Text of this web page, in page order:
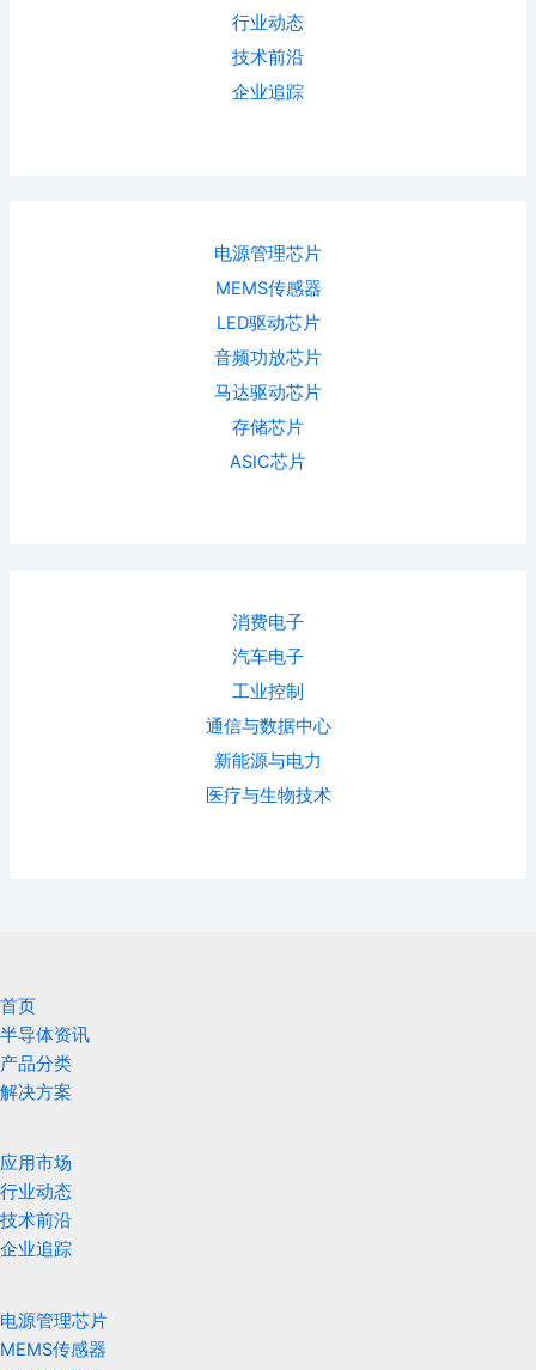
行业动态
技术前沿
企业追踪
电源管理芯片
MEMS传感器
LED驱动芯片
音频功放芯片
马达驱动芯片
存储芯片
ASIC芯片
消费电子
汽车电子
工业控制
通信与数据中心
新能源与电力
医疗与生物技术
首页
半导体资讯
产品分类
解决方案
应用市场
行业动态
技术前沿
企业追踪
电源管理芯片
MEMS传感器